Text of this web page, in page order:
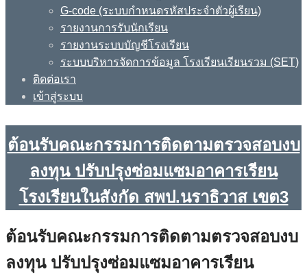
G-code (ระบบกำหนดรหัสประจำตัวผู้เรียน)
รายงานการรับนักเรียน
รายงานระบบบัญชีโรงเรียน
ระบบบริหารจัดการข้อมูล โรงเรียนเรียนรวม (SET)
ติดต่อเรา
เข้าสู่ระบบ
ต้อนรับคณะกรรมการติดตามตรวจสอบงบ
ลงทุน ปรับปรุงซ่อมแซมอาคารเรียน
โรงเรียนในสังกัด สพป.นราธิวาส เขต3
ต้อนรับคณะกรรมการติดตามตรวจสอบงบ
ลงทุน ปรับปรุงซ่อมแซมอาคารเรียน